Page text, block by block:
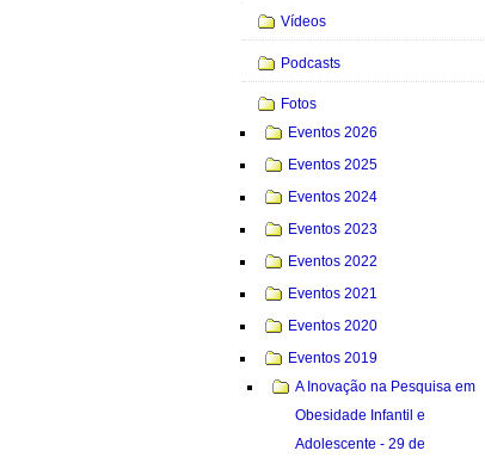
Navegação
Vídeos
Podcasts
Fotos
Eventos 2026
Eventos 2025
Eventos 2024
Eventos 2023
Eventos 2022
Eventos 2021
Eventos 2020
Eventos 2019
A Inovação na Pesquisa em
Obesidade Infantil e
Adolescente - 29 de